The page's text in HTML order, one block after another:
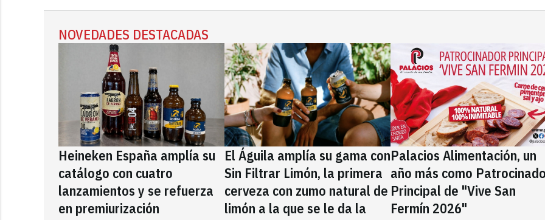
NOVEDADES DESTACADAS
Heineken España amplía su
catálogo con cuatro
lanzamientos y se refuerza
en premiurización
El Águila amplía su gama con
Sin Filtrar Limón, la primera
cerveza con zumo natural de
limón a la que se le da la
Palacios Alimentación, un
año más como
Principal de "Vive San
Fermín 2026"